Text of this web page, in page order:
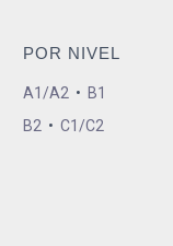
POR NIVEL
A1/A2 • B1
B2 • C1/C2